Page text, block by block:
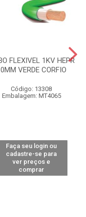
FLEXIVEL 1KV HEPR
VERDE CORFIO
Código: 13308
Embalagem: MT4065
Faça seu login ou
cadastre-se para
ver preços e
comprar